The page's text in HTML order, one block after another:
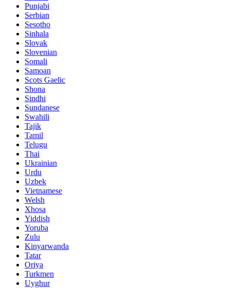
Punjabi
Serbian
Sesotho
Sinhala
Slovak
Slovenian
Somali
Samoan
Scots Gaelic
Shona
Sindhi
Sundanese
Swahili
Tajik
Tamil
Telugu
Thai
Ukrainian
Urdu
Uzbek
Vietnamese
Welsh
Xhosa
Yiddish
Yoruba
Zulu
Kinyarwanda
Tatar
Oriya
Turkmen
Uyghur